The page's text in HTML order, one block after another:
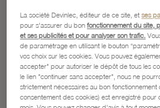
La société Devinlec, éditeur de ce site, etses
pour s'assurer du bonfonctionnement du site,
et ses publicités et pour analyser son trafic.
de paramétrage en utilisant le bouton
vos choix sur les cookies. Vous pouvez
accepter" pour autoriser le dépôt de tous les
le lien "continuer sans accepter", nous ne
strictement nécessaires au bon fonctionnement
consentement des cookies) est enregistré